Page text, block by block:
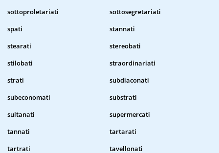
sottoproletariati
sottosegretariati
spati
stannati
stearati
stereobati
stilobati
straordinariati
strati
subdiaconati
subeconomati
substrati
sultanati
supermercati
tannati
tartarati
tartrati
tavellonati